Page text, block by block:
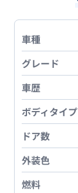
車種
グレード
車歴
ボディタイプ
ドア数
外装色
燃料